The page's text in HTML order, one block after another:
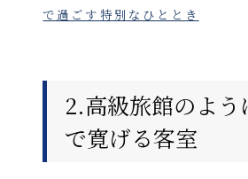
で過ごす特別なひととき
2.高級旅館のよう
で寛げる客室